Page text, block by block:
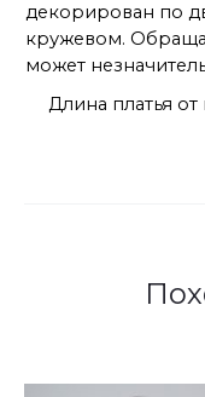
декорирован по
кружевом.
может
Длина платья от